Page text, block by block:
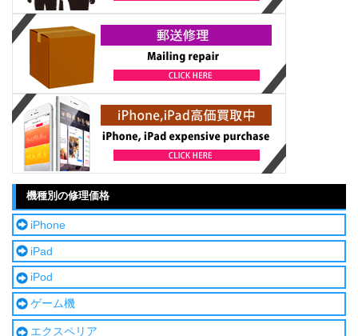
機種別の修理価格
iPhone
iPad
iPod
ゲーム機
エクスペリア